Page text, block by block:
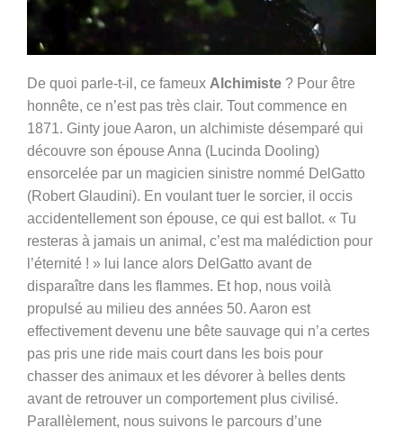
De quoi parle-t-il, ce fameux Alchimiste ? Pour être
honnête, ce n’est pas très clair. Tout commence en
1871. Ginty joue Aaron, un alchimiste désemparé qui
découvre son épouse Anna (Lucinda Dooling)
ensorcelée par un magicien sinistre nommé DelGatto
(Robert Glaudini). En voulant tuer le sorcier, il occis
accidentellement son épouse, ce qui est ballot. « Tu
resteras à jamais un animal, c’est ma malédiction pour
l’éternité ! » lui lance alors DelGatto avant de
disparaître dans les flammes. Et hop, nous voilà
propulsé au milieu des années 50. Aaron est
effectivement devenu une bête sauvage qui n’a certes
pas pris une ride mais court dans les bois pour
chasser des animaux et les dévorer à belles dents
avant de retrouver un comportement plus civilisé.
Parallèlement, nous suivons le parcours d’une